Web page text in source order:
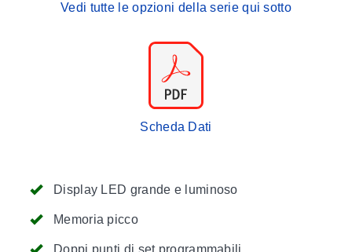
Display LED grande e luminoso
Memoria picco
Doppi punti di set programmabili
Vedi tutte le opzioni della serie qui sotto
Scheda Dati